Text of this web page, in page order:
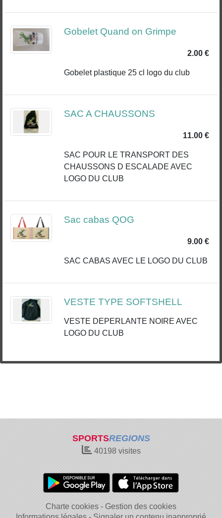
Gobelet Quand on Grimpe
2.00 €
Gobelet plastique 25 cl logo du club
SAC A CHAUSSONS
11.00 €
SAC POUR LE TRANSPORT DES
CHAUSSONS D ESCALADE AVEC
LOGO DU CLUB
Sac cabas QOG
9.00 €
SAC CABAS AVEC LE LOGO DU CLUB
VESTE TYPE SOFTSHELL
VESTE DEPERLANTE NOIRE AVEC
LOGO DU CLUB
SPORTSREGIONS
40198visites
Charte cookies
Gestion des cookies